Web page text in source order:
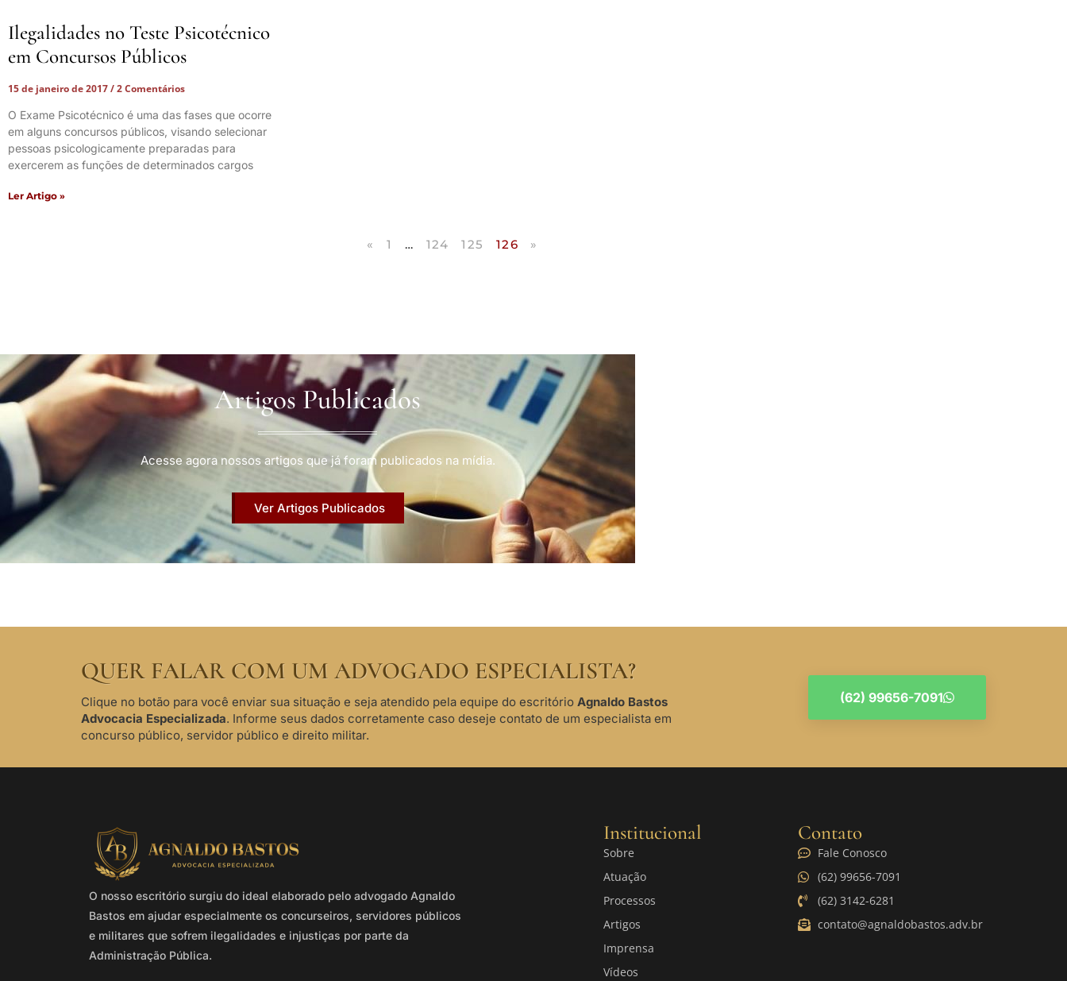
Ilegalidades no Teste Psicotécnico
em Concursos Públicos
15 de janeiro de 2017
2 Comentários
O Exame Psicotécnico é uma das fases que ocorre
em alguns concursos públicos, visando selecionar
pessoas psicologicamente preparadas para
exercerem as funções de determinados cargos
Ler Artigo »
« 1 … 124 125 126 »
Artigos Publicados
Acesse agora nossos artigos que já foram publicados na mídia.
Ver Artigos Publicados
QUER FALAR COM UM ADVOGADO ESPECIALISTA?
Clique no botão para você enviar sua situação e seja atendido pela equipe do escritório Agnaldo Bastos
Advocacia Especializada. Informe seus dados corretamente caso deseje contato de um especialista em
concurso público, servidor público e direito militar.
(62) 99656-7091
O nosso escritório surgiu do ideal elaborado pelo advogado Agnaldo
Bastos em ajudar especialmente os concurseiros, servidores públicos
e militares que sofrem ilegalidades e injustiças por parte da
Administração Pública.
Institucional
Sobre
Atuação
Processos
Artigos
Imprensa
Vídeos
Contato
Fale Conosco
(62) 99656-7091
(62) 3142-6281
contato@agnaldobastos.adv.br